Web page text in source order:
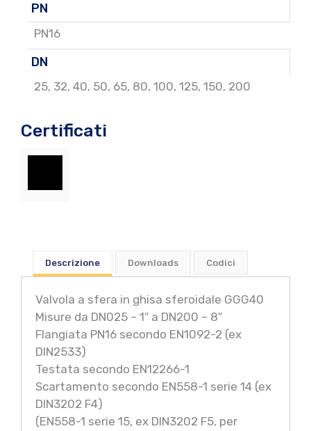
PN
PN16
DN
25, 32, 40, 50, 65, 80, 100, 125, 150, 200
Certificati
Descrizione Downloads Codici
Valvola a sfera in ghisa sferoidale GGG40
Misure da DN025 – 1″ a DN200 – 8″
Flangiata PN16 secondo EN1092-2 (ex
DIN2533)
Testata secondo EN12266-1
Scartamento secondo EN558-1 serie 14 (ex
DIN3202 F4)
(EN558-1 serie 15, ex DIN3202 F5, per